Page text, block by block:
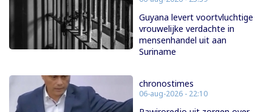
Guyana levert voortvluchtige
vrouwelijke verdachte in
mensenhandel uit aan
Suriname
chronostimes
06-aug-2026 - 22:10